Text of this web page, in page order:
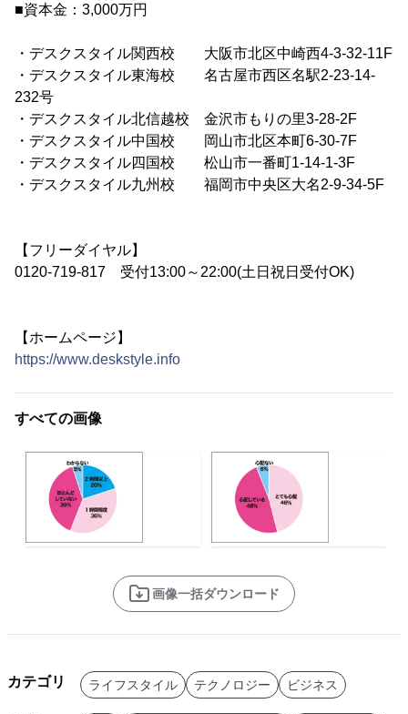
■資本金：3,000万円
・デスクスタイル関西校 大阪市北区中崎西4-3-32-11F
・デスクスタイル東海校 名古屋市西区名駅2-23-14-
232号
・デスクスタイル北信越校 金沢市もりの里3-28-2F
・デスクスタイル中国校 岡山市北区本町6-30-7F
・デスクスタイル四国校 松山市一番町1-14-1-3F
・デスクスタイル九州校 福岡市中央区大名2-9-34-5F
【フリーダイヤル】
0120-719-817 受付13:00～22:00(土日祝日受付OK)
【ホームページ】
https://www.deskstyle.info
すべての画像
画像一括ダウンロード
カテゴリ ライフスタイル テクノロジー ビジネス